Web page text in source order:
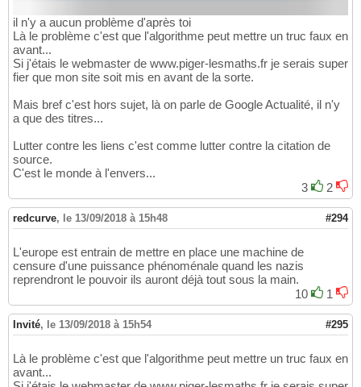
il n'y a aucun problème d'après toi
Là le problème c'est que l'algorithme peut mettre un truc faux en
avant...
Si j'étais le webmaster de www.piger-lesmaths.fr je serais super
fier que mon site soit mis en avant de la sorte.
Mais bref c'est hors sujet, là on parle de Google Actualité, il n'y
a que des titres...
Lutter contre les liens c'est comme lutter contre la citation de
source.
C'est le monde à l'envers...
3
2
redcurve, le 13/09/2018 à 15h48 #294
L'europe est entrain de mettre en place une machine de
censure d'une puissance phénoménale quand les nazis
reprendront le pouvoir ils auront déjà tout sous la main.
10
1
Invité, le 13/09/2018 à 15h54 #295
Là le problème c'est que l'algorithme peut mettre un truc faux en
avant...